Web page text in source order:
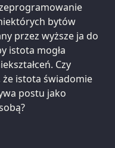
bytów
przez wyższe ja do
istota mogła
Czy
że istota świadomie
postu jako